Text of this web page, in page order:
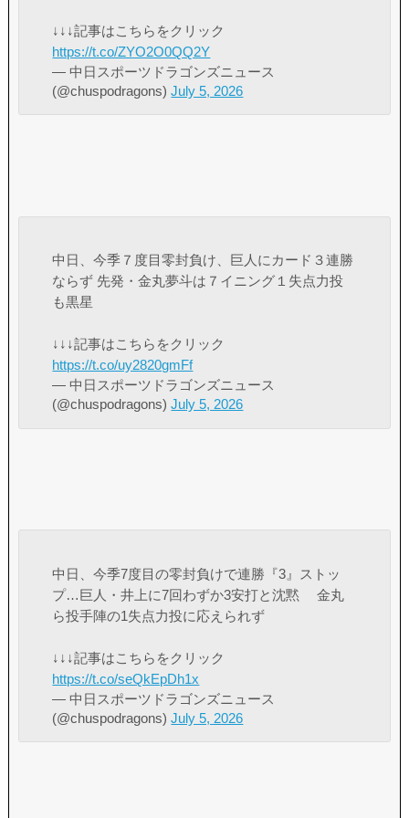
↓↓↓記事はこちらをクリック
https://t.co/ZYO2O0QQ2Y
— 中日スポーツドラゴンズニュース
(@chuspodragons)July 5, 2026
中日、今季７度目零封負け、巨人にカード３連勝
ならず 先発・金丸夢斗は７イニング１失点力投
も黒星
↓↓↓記事はこちらをクリック
https://t.co/uy2820gmFf
— 中日スポーツドラゴンズニュース
(@chuspodragons)July 5, 2026
中日、今季7度目の零封負けで連勝『3』ストッ
プ…巨人・井上に7回わずか3安打と沈黙 金丸
ら投手陣の1失点力投に応えられず
↓↓↓記事はこちらをクリック
https://t.co/seQkEpDh1x
— 中日スポーツドラゴンズニュース
(@chuspodragons)July 5, 2026